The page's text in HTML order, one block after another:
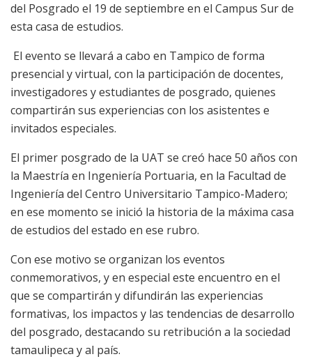
del Posgrado el 19 de septiembre en el Campus Sur de
esta casa de estudios.
El evento se llevará a cabo en Tampico de forma
presencial y virtual, con la participación de docentes,
investigadores y estudiantes de posgrado, quienes
compartirán sus experiencias con los asistentes e
invitados especiales.
El primer posgrado de la UAT se creó hace 50 años con
la Maestría en Ingeniería Portuaria, en la Facultad de
Ingeniería del Centro Universitario Tampico-Madero;
en ese momento se inició la historia de la máxima casa
de estudios del estado en ese rubro.
Con ese motivo se organizan los eventos
conmemorativos, y en especial este encuentro en el
que se compartirán y difundirán las experiencias
formativas, los impactos y las tendencias de desarrollo
del posgrado, destacando su retribución a la sociedad
tamaulipeca y al país.